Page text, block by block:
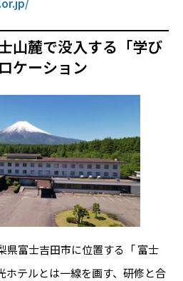
山麓で没入する「学び
ケーション
県富士吉田市に位置する「 富士
ホテルとは一線を画す、研修と合